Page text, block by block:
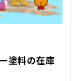
塗料の在庫